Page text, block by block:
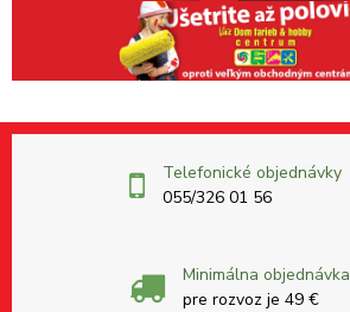
Telefonické objednávky
055/326 01 56
Minimálna objednávka
pre rozvoz je 49 €